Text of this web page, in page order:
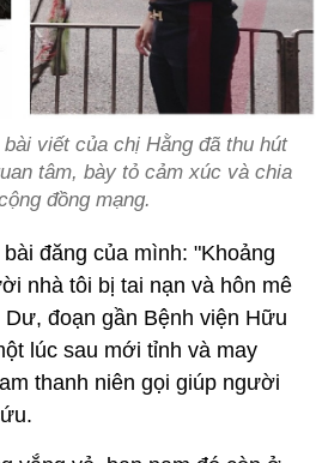
viết của chị Hằng đã thu hút
tâm, bày tỏ cảm xúc và chia
đồng mạng.
đăng của mình: "Khoảng
nhà tôi bị tai nạn và hôn mê
đoạn gần Bệnh viện Hữu
lúc sau mới tỉnh và may
thanh niên gọi giúp người